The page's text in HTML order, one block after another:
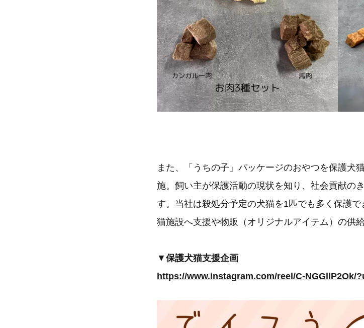
また、「うちの子」パッケージのおやつを保護犬
施。飼い主が保護活動の現状を知り、社会貢献の
す。当社は殺処分予定の犬猫を1匹でも多く保護
猫施設へ支援や物販（オリジナルアイテム）の供
▼ 保護犬猫支援企画